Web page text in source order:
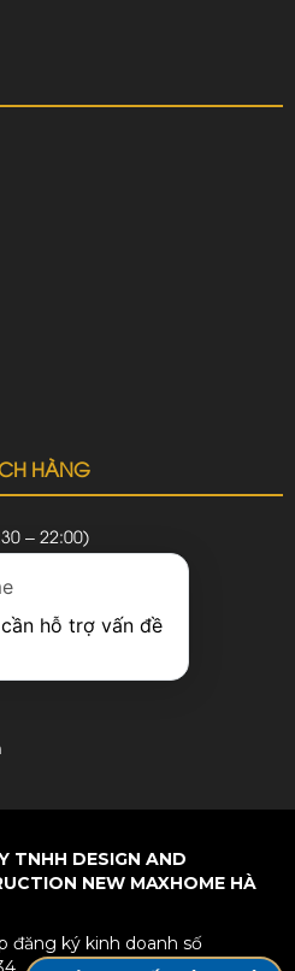
HÀNG
– 22:00)
– 22:00)
– 21:00)
TNHH DESIGN AND
NEW MAXHOME HÀ
đăng ký kinh doanh số
hỗ trợ vấn đề